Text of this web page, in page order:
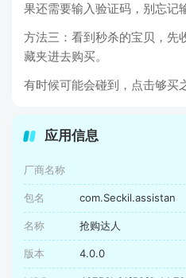
果还需要输入验证码，别忘记
方法三：看到秒杀的宝贝，先
藏夹进去购买。
有时候可能会碰到，点击够买
应用信息
厂商名称
包名 com.Seckil.assistan
名称 抢购达人
版本 4.0.0